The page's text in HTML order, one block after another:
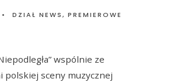
• DZIAŁ NEWS, PREMIEROWE
wspólnie ze
polskiej sceny muzycznej